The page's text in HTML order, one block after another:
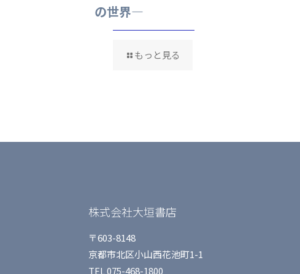
の世界—
もっと見る
株式会社大垣書店
〒603-8148
京都市北区小山西花池町1-1
TEL 075-468-1800